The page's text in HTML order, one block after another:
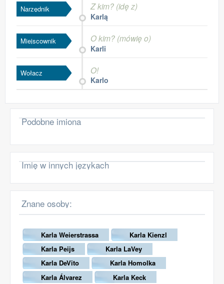
Narzędnik Z kim? (idę z)
Karlą
Miejscownik O kim? (mówię o)
Karli
Wołacz O!
Karlo
Podobne imiona
Imię w innych językach
Znane osoby:
Karla Weierstrassa
Karla Kienzl
Karla Peijs
Karla LaVey
Karla DeVito
Karla Homolka
Karla Álvarez
Karla Keck